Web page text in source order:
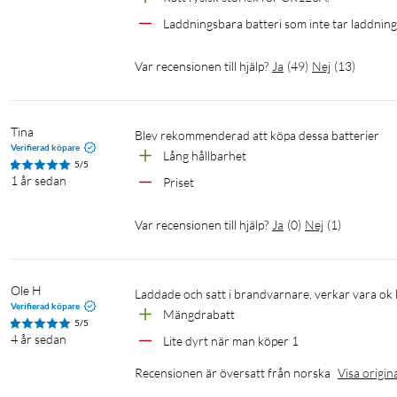
Laddningsbara batteri som inte tar
Var recensionen till hjälp? Ja (49) Nej (13)
Tina
Verifierad köpare
5/5
1 år sedan
Blev rekommenderad att köpa dessa batterier
Lång hållbarhet
Priset
Var recensionen till hjälp? Ja (0) Nej (1)
Ole H
Verifierad köpare
5/5
4 år sedan
Laddade och satt i brandvarnare, verkar vara ok
Mängdrabatt
Lite dyrt när man köper 1
Recensionen är översatt från norska Visa